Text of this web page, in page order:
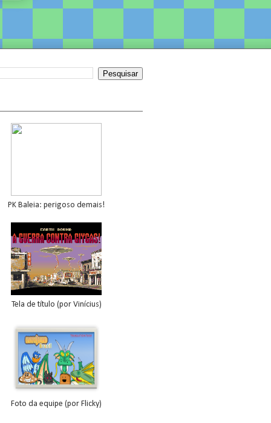
PK Baleia: perigoso demais!
Tela de título (por Vinícius)
Foto da equipe (por Flicky)